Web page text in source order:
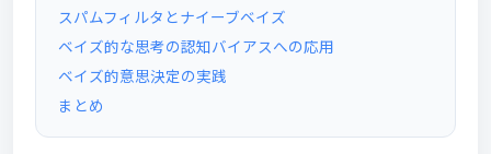
スパムフィルタとナイーブベイズ
ベイズ的な思考の認知バイアスへの応用
ベイズ的意思決定の実践
まとめ